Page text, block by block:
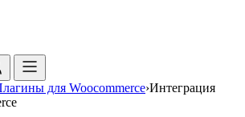
для Woocommerce›Интеграция